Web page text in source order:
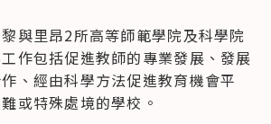
黎與里昂2所高等師範學院及科學院
作包括促進教師的專業發展、發展
、經由科學方法促進教育機會平
或特殊處境的學校。